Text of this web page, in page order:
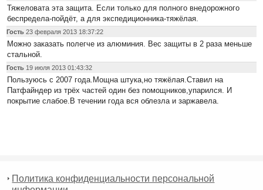
Тяжеловата эта защита. Если только для полного внедорожного
беспредела-пойдёт, а для экспедиционника-тяжёлая.
Гость 23 февраля 2013 18:37:22
Можно заказать полегче из алюминия. Вес защиты в 2 раза меньше
стальной.
Гость 19 июля 2013 01:43:32
Пользуюсь с 2007 года.Мощна штука,но тяжёлая.Ставил на
Патфайндер из трёх частей один без помощников,упарился. И
покрытие слабое.В течении года вся облезла и заржавела.
Политика конфиденциальности персональной